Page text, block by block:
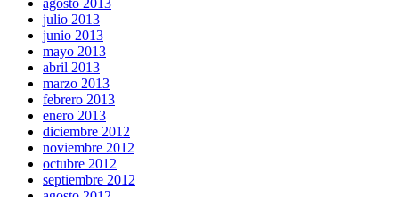
julio 2013
junio 2013
mayo 2013
abril 2013
marzo 2013
febrero 2013
enero 2013
diciembre 2012
noviembre 2012
octubre 2012
septiembre 2012